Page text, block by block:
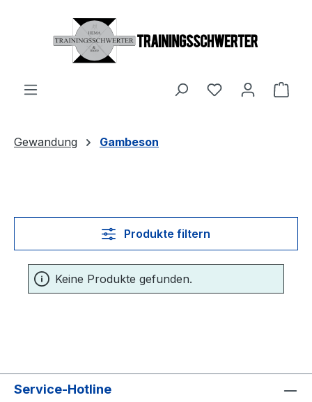
Zum Hauptinhalt springen
Du hast 0
Gewandung Gambeson
Produkte filtern
Keine Produkte gefunden.
Service-Hotline